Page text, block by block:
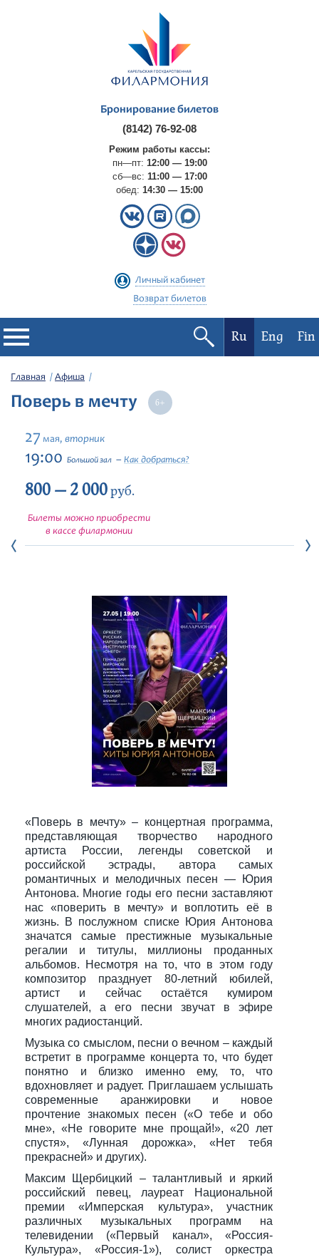
Бронирование билетов
(8142) 76-92-08
Режим работы кассы:
пн—пт: 12:00 — 19:00
сб—вс: 11:00 — 17:00
обед: 14:30 — 15:00
Личный кабинет
Возврат билетов
Филармония
Афиша
Фестивали
Абонементы
Новости
Ru Eng Fin
Главная Афиша
Поверь в мечту
27 мая, вторник
19:00 Большой зал Как добраться?
800 — 2 000руб.
Билеты можно приобрести
в кассе филармонии
«Поверь в мечту» – концертная программа,
представляющая творчество народного
артиста России, легенды советской и
российской эстрады, автора самых
романтичных и мелодичных песен — Юрия
Антонова. Многие годы его песни заставляют
нас «поверить в мечту» и воплотить её в
жизнь. В послужном списке Юрия Антонова
значатся самые престижные музыкальные
регалии и титулы, миллионы проданных
альбомов. Несмотря на то, что в этом году
композитор празднует 80-летний юбилей,
артист и сейчас остаётся кумиром
слушателей, а его песни звучат в эфире
многих радиостанций.
Музыка со смыслом, песни о вечном – каждый
встретит в программе концерта то, что будет
понятно и близко именно ему, то, что
вдохновляет и радует. Приглашаем услышать
современные аранжировки и новое
прочтение знакомых песен («О тебе и обо
мне», «Не говорите мне прощай!», «20 лет
спустя», «Лунная дорожка», «Нет тебя
прекрасней» и других).
Максим Щербицкий – талантливый и яркий
российский певец, лауреат Национальной
премии «Имперская культура», участник
различных музыкальных программ на
телевидении («Первый канал», «Россия-
Культура», «Россия-1»), солист оркестра